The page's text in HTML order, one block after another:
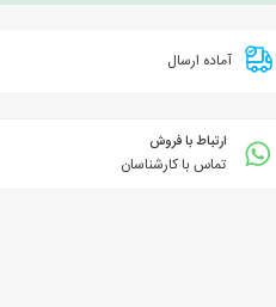
آماده ارسال
ارتباط با فروش
تماس با کارشناسان